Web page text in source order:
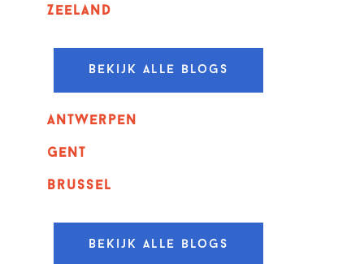
Zeeland
Bekijk alle blogs
Antwerpen
GENT
Brussel
Bekijk alle blogs